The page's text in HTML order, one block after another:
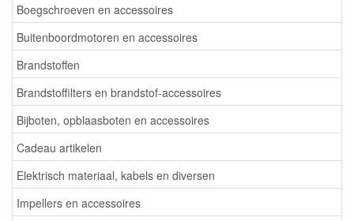
Boegschroeven en accessoires
Buitenboordmotoren en accessoires
Brandstoffen
Brandstoffilters en brandstof-accessoires
Bijboten, opblaasboten en accessoires
Cadeau artikelen
Elektrisch materiaal, kabels en diversen
Impellers en accessoires